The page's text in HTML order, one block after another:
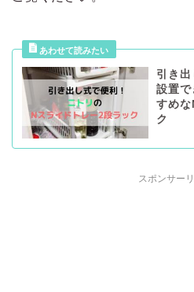
引き
設置で
すめな
ク
スポンサー